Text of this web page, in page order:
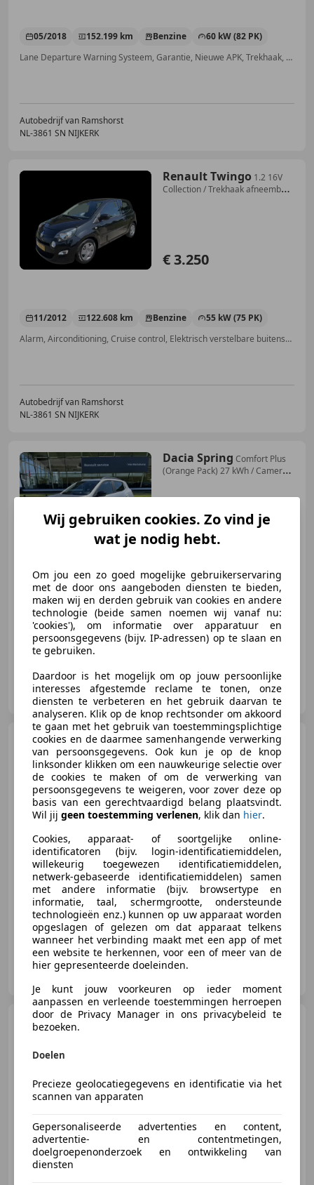
05/2018 152.199 km Benzine
60 kW (82 PK)
Lane Departure Warning Systeem, Garantie, Nieuwe APK, Trekhaak, Airconditioning, Elektrische ramen, LED dagrijverlichting, Airbag bestuurder
Autobedrijf van Ramshorst
NL-3861 SN NIJKERK
Renault Twingo 1.2 16V
Collection / Trekhaak afneembaar
€ 3.250
11/2012 122.608 km Benzine
55 kW (75 PK)
Alarm, Airconditioning, Cruise control, Elektrisch verstelbare buitenspiegels, Bluetooth, Trekhaak, Mistlampen, Elektrische ramen
Autobedrijf van Ramshorst
NL-3861 SN NIJKERK
Dacia Spring Comfort Plus
(Orange Pack) 27 kWh / Camera /
€ 9.950
11/2021 40.612 km Elektrisch
33 kW (45 PK)
Autobedrijf van Ramshorst
NL-3861 SN NIJKERK
Renault Captur0.9 TCe
Intens
€ 8.950
08/2018 138.812 km Benzine
66 kW (90 PK)
Autobedrijf van Ramshorst
Toyota C-HR1.8 Hybrid
06/2018
Wij gebruiken cookies. Zo vind je
wat je nodig hebt.
Om jou een zo goed mogelijke gebruikerservaring
met de door ons aangeboden diensten te bieden,
maken wij en derden gebruik van cookies en andere
technologie (beide samen noemen wij vanaf nu:
'cookies'), om informatie over apparatuur en
persoonsgegevens (bijv. IP-adressen) op te slaan en
te gebruiken.
Daardoor is het mogelijk om op jouw persoonlijke
interesses afgestemde reclame te tonen, onze
diensten te verbeteren en het gebruik daarvan te
analyseren. Klik op de knop rechtsonder om akkoord
te gaan met het gebruik van toestemmingsplichtige
cookies en de daarmee samenhangende verwerking
van persoonsgegevens. Ook kun je op de knop
linksonder klikken om een nauwkeurige selectie over
de cookies te maken of om de verwerking van
persoonsgegevens te weigeren, voor zover deze op
basis van een gerechtvaardigd belang plaatsvindt.
Wil jij geen toestemming verlenen, klik dan hier.
Cookies, apparaat- of soortgelijke online-
identificatoren (bijv. login-identificatiemiddelen,
willekeurig toegewezen identificatiemiddelen,
netwerk-gebaseerde identificatiemiddelen) samen
met andere informatie (bijv. browsertype en
informatie, taal, schermgrootte, ondersteunde
technologieën enz.) kunnen op uw apparaat worden
opgeslagen of gelezen om dat apparaat telkens
wanneer het verbinding maakt met een app of met
een website te herkennen, voor een of meer van de
hier gepresenteerde doeleinden.
Je kunt jouw voorkeuren op ieder moment
aanpassen en verleende toestemmingen herroepen
door de Privacy Manager in ons privacybeleid te
bezoeken.
Doelen
Precieze geolocatiegegevens en identificatie via het
scannen van apparaten
Gepersonaliseerde advertenties en content,
advertentie- en contentmetingen,
doelgroepenonderzoek en ontwikkeling van
diensten